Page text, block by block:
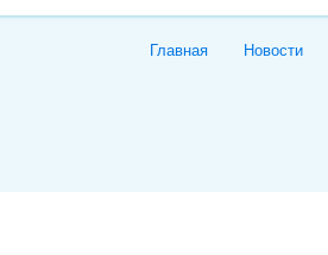
Главная Новости